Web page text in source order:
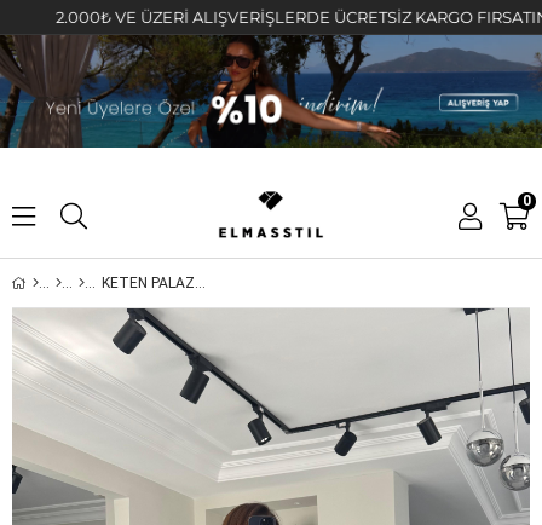
2.000₺ VE ÜZERİ ALIŞVERİŞLERDE ÜCRETSİZ KARGO FIRSATINI
0
KETEN PALAZZO PANTOLON/1646